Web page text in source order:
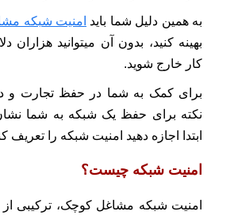
به همین دلیل شما باید امنیت شبکه
بهینه کنید، بدون آن میتوانید هزاران
کار خارج شوید.
برای کمک به شما در حفظ تجارت و
نکته برای حفظ یک شبکه به شما نشان
ابتدا اجازه دهید امنیت شبکه را تعریف
امنیت شبکه چیست؟
امنیت شبکه مشاغل کوچک، ترکیبی